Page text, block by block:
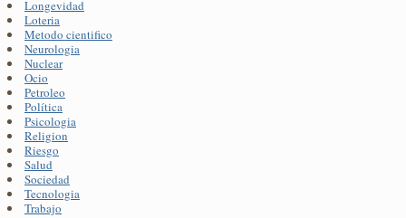
Longevidad
Loteria
Metodo cientifico
Neurologia
Nuclear
Ocio
Petroleo
Política
Psicologia
Religion
Riesgo
Salud
Sociedad
Tecnologia
Trabajo